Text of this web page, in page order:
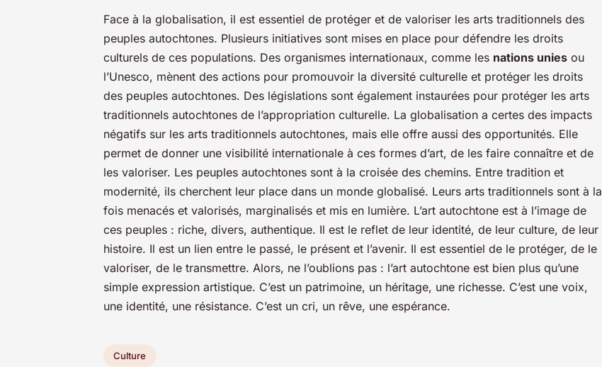
Face à la globalisation, il est essentiel de protéger et de valoriser les arts traditionnels des
peuples autochtones. Plusieurs initiatives sont mises en place pour défendre les droits
culturels de ces populations. Des organismes internationaux, comme les nations unies ou
l’Unesco, mènent des actions pour promouvoir la diversité culturelle et protéger les droits
des peuples autochtones. Des législations sont également instaurées pour protéger les arts
traditionnels autochtones de l’appropriation culturelle. La globalisation a certes des impacts
négatifs sur les arts traditionnels autochtones, mais elle offre aussi des opportunités. Elle
permet de donner une visibilité internationale à ces formes d’art, de les faire connaître et de
les valoriser. Les peuples autochtones sont à la croisée des chemins. Entre tradition et
modernité, ils cherchent leur place dans un monde globalisé. Leurs arts traditionnels sont à la
fois menacés et valorisés, marginalisés et mis en lumière. L’art autochtone est à l’image de
ces peuples : riche, divers, authentique. Il est le reflet de leur identité, de leur culture, de leur
histoire. Il est un lien entre le passé, le présent et l’avenir. Il est essentiel de le protéger, de le
valoriser, de le transmettre. Alors, ne l’oublions pas : l’art autochtone est bien plus qu’une
simple expression artistique. C’est un patrimoine, un héritage, une richesse. C’est une voix,
une identité, une résistance. C’est un cri, un rêve, une espérance.
Culture